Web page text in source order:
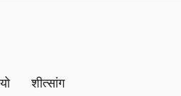
शीत्सांग